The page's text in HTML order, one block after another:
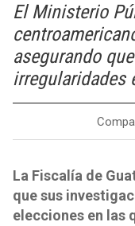
El Ministerio
asegurando
irregularidades
La Fiscalía de
que sus
elecciones en las